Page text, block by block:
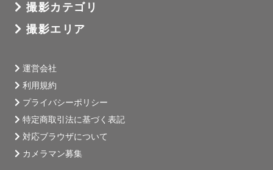
撮影カテゴリ
撮影エリア
運営会社
利用規約
プライバシーポリシー
特定商取引法に基づく表記
対応ブラウザについて
カメラマン募集